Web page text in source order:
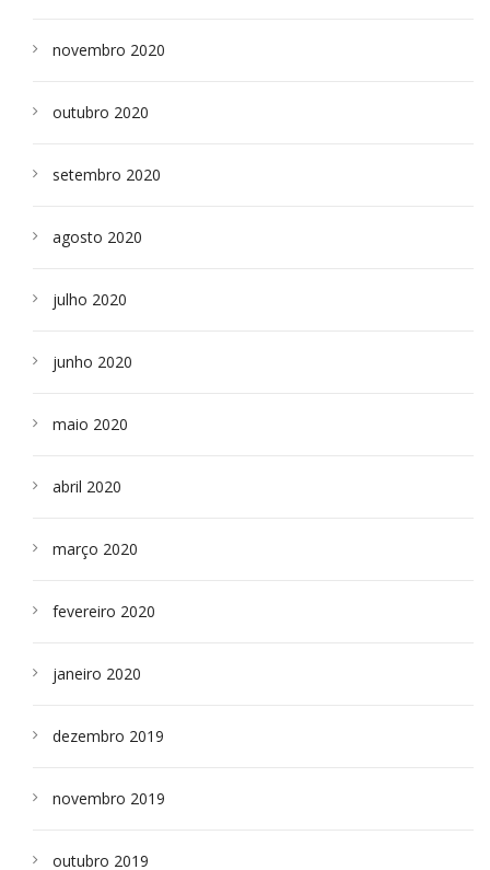
novembro 2020
outubro 2020
setembro 2020
agosto 2020
julho 2020
junho 2020
maio 2020
abril 2020
março 2020
fevereiro 2020
janeiro 2020
dezembro 2019
novembro 2019
outubro 2019